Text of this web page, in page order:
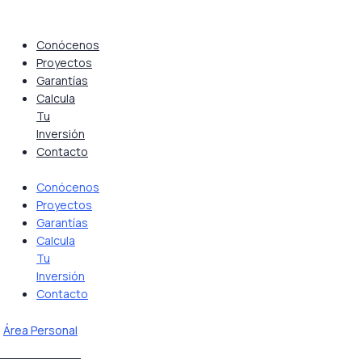
contenidoConócenos
Proyectos
Garantías
Calcula
Tu
Inversión
Contacto
Conócenos
Proyectos
Garantías
Calcula
Tu
Inversión
Contacto
Área Personal